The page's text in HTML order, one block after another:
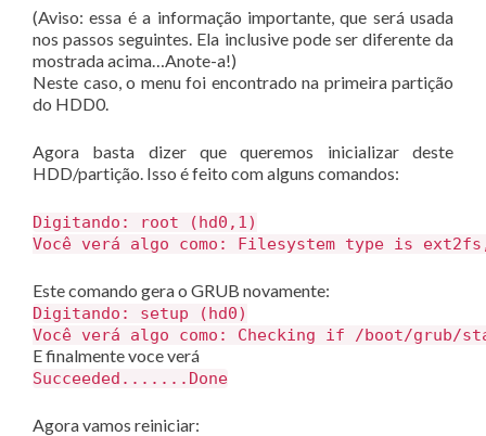
(Aviso: essa é a informação importante, que será usada
nos passos seguintes. Ela inclusive pode ser diferente da
mostrada acima…Anote-a!)
Neste caso, o menu foi encontrado na primeira partição
do HDD0.
Agora basta dizer que queremos inicializar deste
HDD/partição. Isso é feito com alguns comandos:
Digitando: root (hd0,1)
Você verá algo como: Filesystem type is
Este comando gera o GRUB novamente:
Digitando: setup (hd0)
Você verá algo como: Checking if /boot/grub/
E finalmente voce verá
Succeeded.......Done
Agora vamos reiniciar: